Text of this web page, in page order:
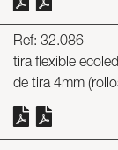
Ref: 32.086
tira flexible
de tira 4mm